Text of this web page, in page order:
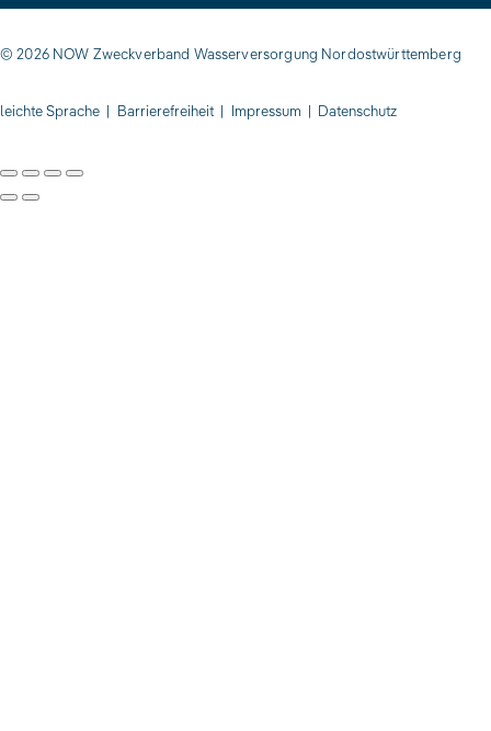
© 2026 NOW Zweckverband Wasserversorgung Nordostwürttemberg
leichte Sprache | Barrierefreiheit| Impressum | Datenschutz